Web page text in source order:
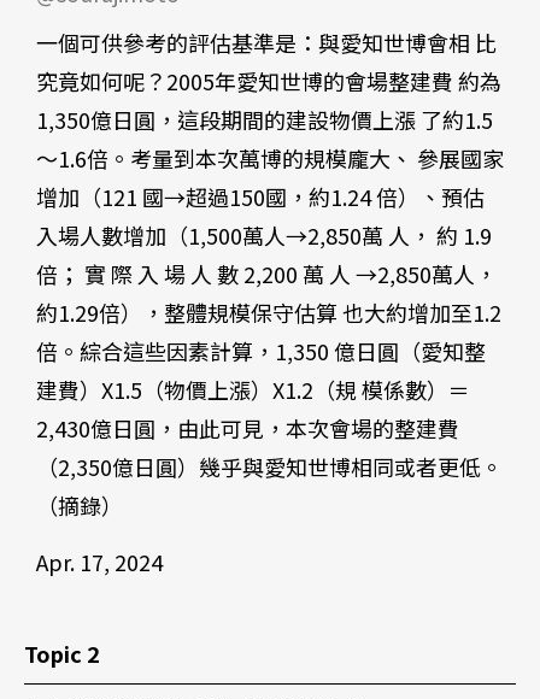
一個可供參考的評估基準是：與愛知世博會相 比
究竟如何呢？2005年愛知世博的會場整建費 約為
1,350億日圓，這段期間的建設物價上漲 了約1.5
～1.6倍。考量到本次萬博的規模龐大、 參展國家
增加（121 國→超過150國，約1.24 倍）、預估
入場人數增加（1,500萬人→2,850萬 人， 約 1.9
倍； 實 際 入 場 人 數 2,200 萬 人 →2,850萬人，
約1.29倍），整體規模保守估算 也大約增加至1.2
倍。綜合這些因素計算，1,350 億日圓（愛知整
建費）X1.5（物價上漲）X1.2（規 模係數）＝
2,430億日圓，由此可見，本次會場的整建費
（2,350億日圓）幾乎與愛知世博相同或者更低。
（摘錄）
Apr. 17, 2024
Topic 2